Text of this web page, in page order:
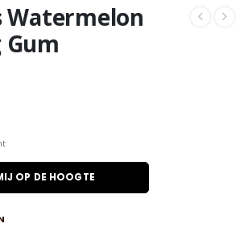
Watermelon
Gum
OP DE HOOGTE